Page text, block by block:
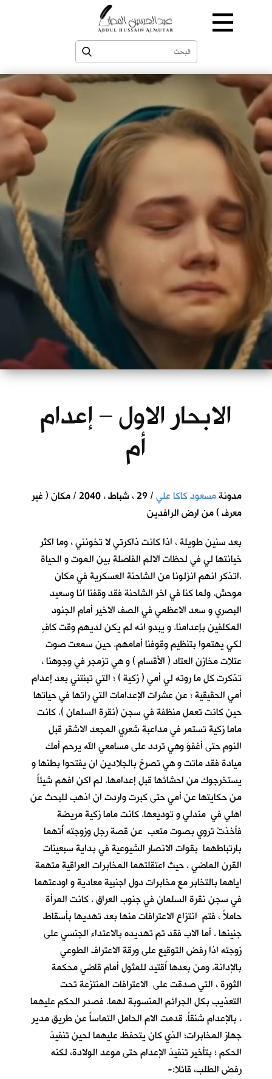
الابحار الاول – إعدام
أم
مدونةمسعود كاكا علي
/ 29 ، شباط ، 2040 / مكان ( غير
معرف ) من ارض الرافدين
بعد سنين طويلة ، اذا كانت ذاكرتي لا تخونني ، وما اكثر
خيانتها لي في لحظات الالم الفاصلة بين الموت و الحياة
.اتذكر انهم انزلونا من الشاحنة العسكرية في مكان
موحش. ولما كنا في اخر الشاحنة فقد وقفنا انا وسعيد
البصري و سعد الاعظمي في الصف الاخير أمام الجنود
المكلفين بإعدامنا. و يبدو انه لم يكن لديهم وقت كافٍ
لكي يهتموا بتنظيم وقوفنا أمامهم. حين سمعت صوت
عتلات مخازن العتاد ( الأقسام ) و هي تزمجر في وجوهنا ،
تذكرت كل ما روته لي أمي ( زكية ) ؛ التي تبنتني بعد إعدام
أمي الحقيقية ؛ عن عشرات الإعدامات التي راتها في حياتها
حين كانت تعمل منظفة في سجن (نقرة السلمان ). كانت
ماما زكية تستمر في مداعبة شعري المجعد الاشقر قبل
النوم حتى أغفوَ وهي تردد على مسامعي الله يرحم أمك
ميادة فقد ماتت و هي تصرخ بالجلادين ان يفتحوا بطنها و
يستخرجوك من احشائها قبل إعدامها. لم اكن افهم شيئاً
من حكايتها عن أمي حتى كبرت واردت ان اذهب للبحث عن
اهلي في مندلي و توديعها. كانت ماما زكية مريضة
فأخذتْ تروي بصوت متعب عن قصة رجل وزوجته أُتهما
بارتباطهما بقوات الانصار الشيوعية في بداية سبعينات
القرن الماضي . حيث اعتقلتهما المخابرات العراقية متهمة
اياهما بالتخابر مع مخابرات دول اجنبية معادية و اودعتهما
في سجن نقرة السلمان في جنوب العراق . كانت المرأة
حاملاً ، فتم انتزاع الاعترافات منها بعد تهديها بأسقاط
جنينها . أما الاب فقد تم تهديده بالاعتداء الجنسي على
زوجته اذا رفض التوقيع على ورقة الاعتراف الطوعي
بالإدانة. ومن بعدها اُقتيد للمثول أمام قاضي محكمة
الثورة ، التي صدقت على الاعترافات المنتزعة تحت
التعذيب بكل الجرائم المنسوبة لهما. فصدر الحكم عليهما
، بالإعدام شنقاً. قدمت الام الحامل التماساً عن طريق مدير
جهاز المخابرات؛ الذي كان يتحفظ عليهما لحين تنفيذ
الحكم ؛ بتأخير تنفيذ الإعدام حتى موعد الولادة، لكنه
رفض الطلب، قائلا:-